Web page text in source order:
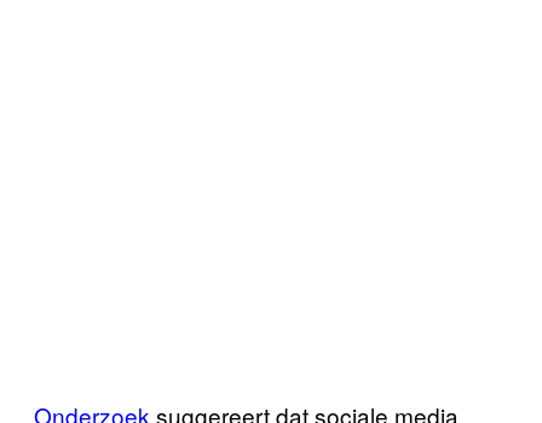
Onderzoek suggereert dat sociale media